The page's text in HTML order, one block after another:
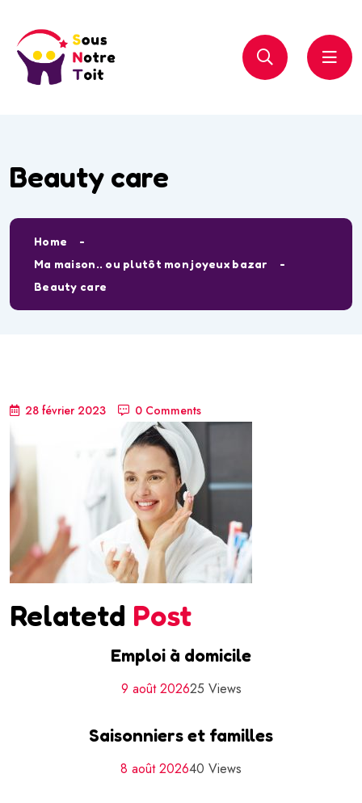
Beauty care
Home
Ma maison.. ou plutôt mon joyeux bazar
Beauty care
28 février 2023 0 Comments
Relatetd Post
Emploi à domicile
9 août 202625 Views
Saisonniers et familles
8 août 202640 Views